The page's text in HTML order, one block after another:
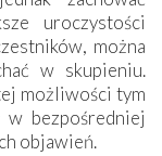
uroczystości
można
w skupieniu.
możliwości tym
w bezpośredniej
objawień.